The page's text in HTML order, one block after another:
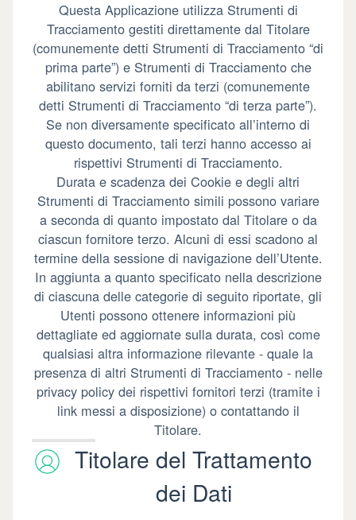
Questa Applicazione utilizza Strumenti di
Tracciamento gestiti direttamente dal Titolare
(comunemente detti Strumenti di Tracciamento “di
prima parte”) e Strumenti di Tracciamento che
abilitano servizi forniti da terzi (comunemente
detti Strumenti di Tracciamento “di terza parte”).
Se non diversamente specificato all’interno di
questo documento, tali terzi hanno accesso ai
rispettivi Strumenti di Tracciamento.
Durata e scadenza dei Cookie e degli altri
Strumenti di Tracciamento simili possono variare
a seconda di quanto impostato dal Titolare o da
ciascun fornitore terzo. Alcuni di essi scadono al
termine della sessione di navigazione dell’Utente.
In aggiunta a quanto specificato nella descrizione
di ciascuna delle categorie di seguito riportate, gli
Utenti possono ottenere informazioni più
dettagliate ed aggiornate sulla durata, così come
qualsiasi altra informazione rilevante - quale la
presenza di altri Strumenti di Tracciamento - nelle
privacy policy dei rispettivi fornitori terzi (tramite i
link messi a disposizione) o contattando il
Titolare.
Titolare del Trattamento
dei Dati